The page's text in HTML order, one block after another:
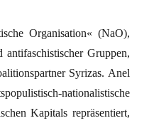
Organisation« (NaO),
Gruppen,
Syrizas. Anel
nationalistische
Kapitals repräsentiert,